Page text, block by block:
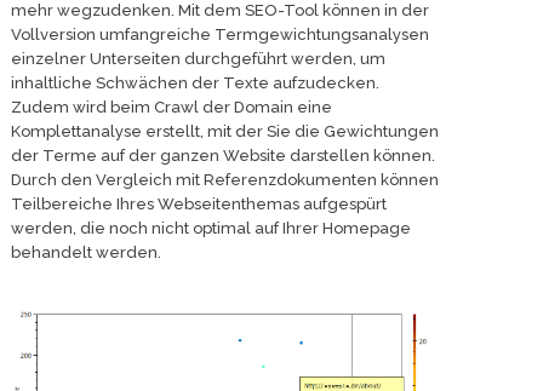
mehr wegzudenken. Mit dem SEO-Tool können in der
Vollversion umfangreiche Termgewichtungsanalysen
einzelner Unterseiten durchgeführt werden, um
inhaltliche Schwächen der Texte aufzudecken.
Zudem wird beim Crawl der Domain eine
Komplettanalyse erstellt, mit der Sie die Gewichtungen
der Terme auf der ganzen Website darstellen können.
Durch den Vergleich mit Referenzdokumenten können
Teilbereiche Ihres Webseitenthemas aufgespürt
werden, die noch nicht optimal auf Ihrer Homepage
behandelt werden.